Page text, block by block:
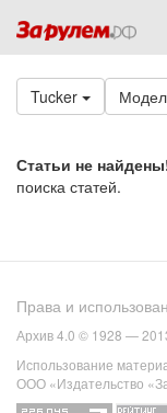
Tucker
Статьи не
поиска статей.
Права и
Архив 4.0 © 1928 —
Использование
ООО «Издательство